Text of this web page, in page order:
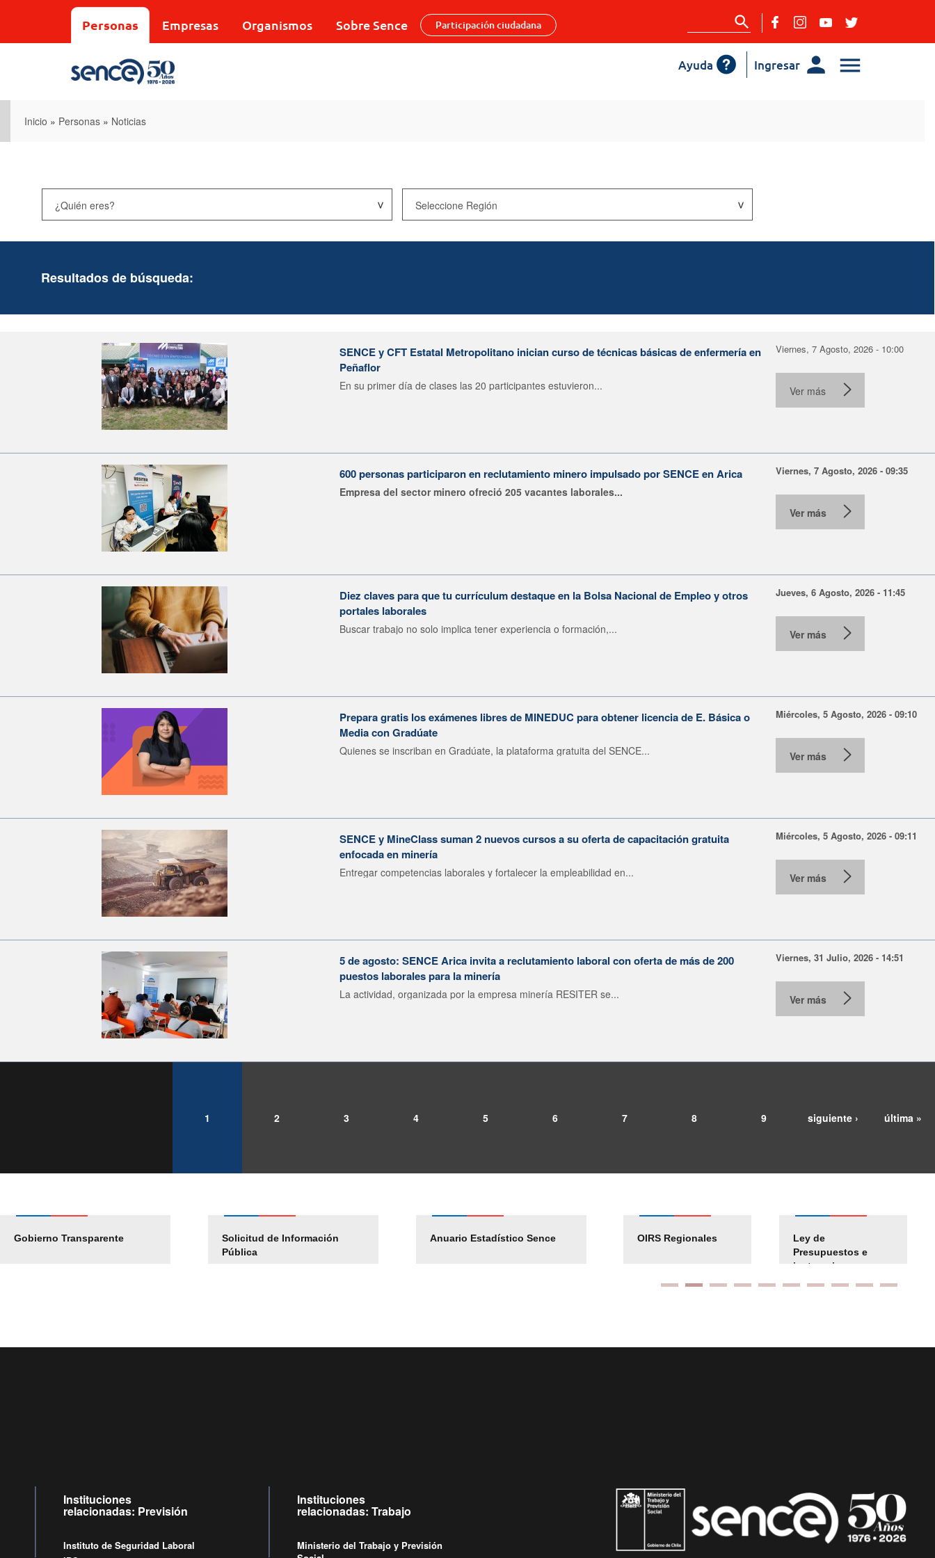
Personas Empresas Organismos Sobre Sence Participación ciudadana
Ingresar
Ayuda
Inicio » Personas » Noticias
Resultados de búsqueda:
SENCE y CFT Estatal Metropolitano inician curso de técnicas básicas de enfermería en
Peñaflor
En su primer día de clases las 20 participantes estuvieron...
Viernes, 7 Agosto, 2026 - 10:00
Ver más
600 personas participaron en reclutamiento minero impulsado por SENCE en Arica
Empresa del sector minero ofreció 205 vacantes laborales...
Viernes, 7 Agosto, 2026 - 09:35
Ver más
Diez claves para que tu currículum destaque en la Bolsa Nacional de Empleo y otros
portales laborales
Buscar trabajo no solo implica tener experiencia o formación,...
Jueves, 6 Agosto, 2026 - 11:45
Ver más
Prepara gratis los exámenes libres de MINEDUC para obtener licencia de E. Básica o
Media con Gradúate
Quienes se inscriban en Gradúate, la plataforma gratuita del SENCE...
Miércoles, 5 Agosto, 2026 - 09:10
Ver más
SENCE y MineClass suman 2 nuevos cursos a su oferta de capacitación gratuita
enfocada en minería
Entregar competencias laborales y fortalecer la empleabilidad en...
Miércoles, 5 Agosto, 2026 - 09:11
Ver más
5 de agosto: SENCE Arica invita a reclutamiento laboral con oferta de más de 200
puestos laborales para la minería
La actividad, organizada por la empresa minería RESITER se...
Viernes, 31 Julio, 2026 - 14:51
Ver más
1 2 3 4 5 6 7 8 9 siguiente › última »
Gobierno Transparente
Solicitud de Información
Pública
Anuario Estadístico Sence
Pago Proveedores
Empleos Públicos
Solicitud Audiencias
OIRS Regionales
Ley de
Presupuestos e
instrucciones
Instituciones
relacionadas: Previsión
Instituto de Seguridad Laboral
Instituciones
relacionadas: Trabajo
Ministerio del Trabajo y Previsión